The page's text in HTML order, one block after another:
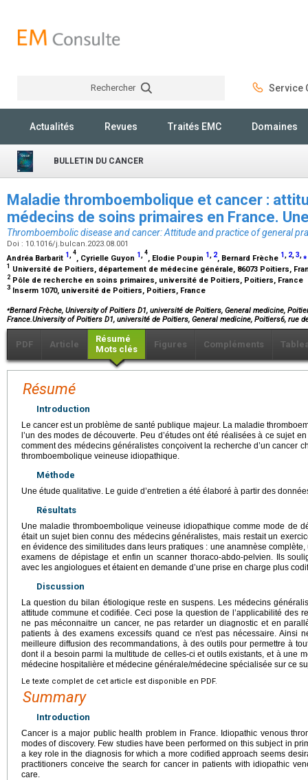
Rechercher Service
Actualités Revues Traités EMC Domaines
BULLETIN DU CANCER
Maladie thromboembolique et cancer :
médecins de soins primaires en France.
Thromboembolic disease and cancer: Attitude and practice of general
Doi : 10.1016/j.bulcan.2023.08.001
Andréa Barbarit 1, 4
, Cyrielle Guyon 1, 4
, Elodie Poupin 1, 2, Bernard Frèche 1, 2,3,⁎
1 Université de Poitiers, département de médecine générale, 86073 Poitiers,
2 Pôle de recherche en soins primaires, université de Poitiers, Poitiers, France
3 Inserm 1070, université de Poitiers, Poitiers, France
⁎Bernard Frèche, University of Poitiers D1, université de Poitiers, General medicine,
France.University of Poitiers D1, université de Poitiers, General medicine, Poitiers6, rue
PDF Article
Résumé
Mots clés
Figures Compléments
Résumé
Introduction
Le cancer est un problème de santé publique majeur. La maladie
l’un des modes de découverte. Peu d’études ont été réalisées à ce sujet
comment des médecins généralistes conçoivent la recherche d’un cancer
thromboembolique veineuse idiopathique.
Méthode
Une étude qualitative. Le guide d’entretien a été élaboré à partir des
Résultats
Une maladie thromboembolique veineuse idiopathique comme mode de
était un sujet bien connu des médecins généralistes, mais restait un
en évidence des similitudes dans leurs pratiques : une anamnèse
examens de dépistage et enfin un scanner thoraco-abdo-pelvien. Ils
avec les angiologues et étaient en demande d’une prise en charge plus
Discussion
La question du bilan étiologique reste en suspens. Les médecins
attitude commune et codifiée. Ceci pose la question de l’applicabilité des
ne pas méconnaitre un cancer, ne pas retarder un diagnostic et en
patients à des examens excessifs quand ce n'est pas nécessaire. Ainsi
meilleure diffusion des recommandations, à des outils pour permettre à
dont il a besoin parmi la multitude de celles-ci et outils existants, et à une
médecine hospitalière et médecine générale/médecine spécialisée sur ce
Le texte complet de cet article est disponible en PDF.
Summary
Introduction
Cancer is a major public health problem in France. Idiopathic venous
modes of discovery. Few studies have been performed on this subject in
a key role in the diagnosis for which a more codified approach seems
practitioners conceive the search for cancer in patients with idiopathic
care.